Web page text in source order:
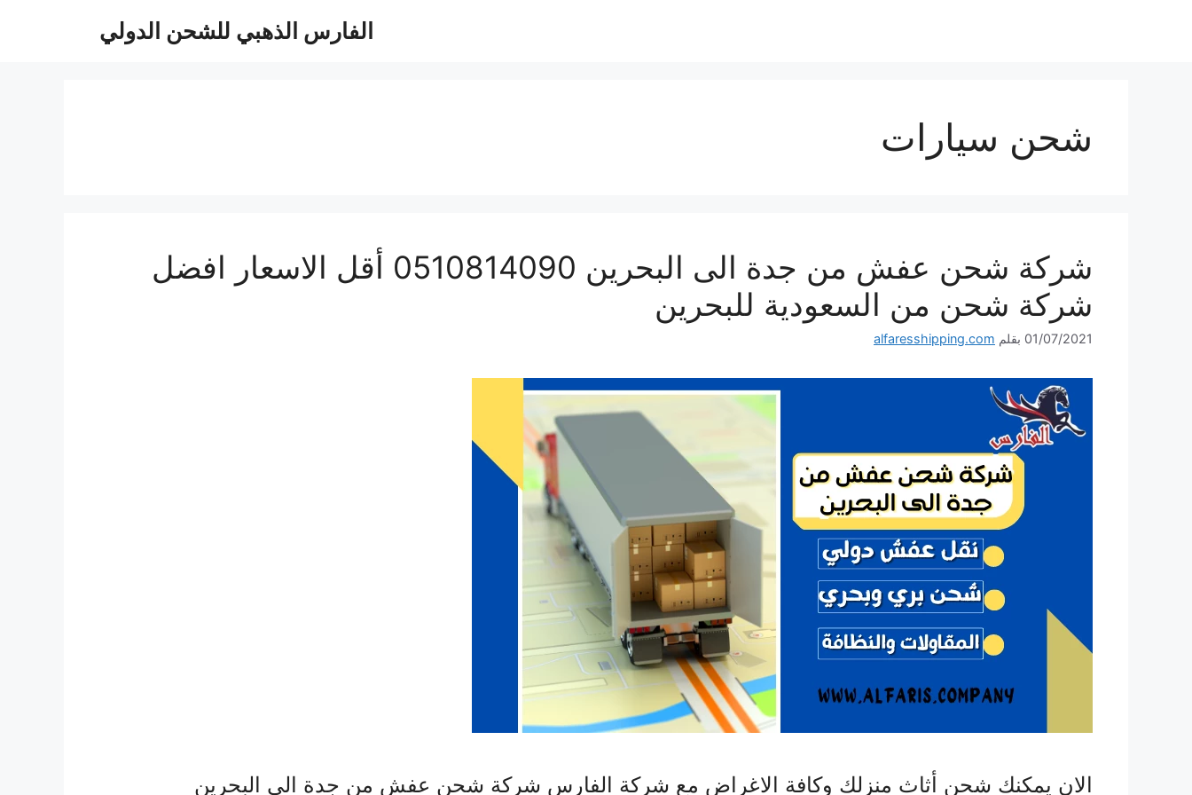
الفارس الذهبي للشحن الدولي
شحن سيارات
شركة شحن عفش من جدة الى البحرين 0510814090 أقل الاسعار افضل
شركة شحن من السعودية للبحرين
01/07/2021 بقلم alfaresshipping.com
الان يمكنك شحن أثاث منزلك وكافة الاغراض مع شركة الفارس شركة شحن عفش من جدة الى البحرين